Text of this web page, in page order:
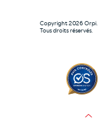
Copyright 2026 Orpi.
Tous droits réservés.